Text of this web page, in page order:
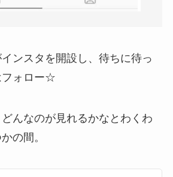
ンスタを開設し、待ちに待っ
フォロー☆
んなのが見れるかなとわくわ
の間。